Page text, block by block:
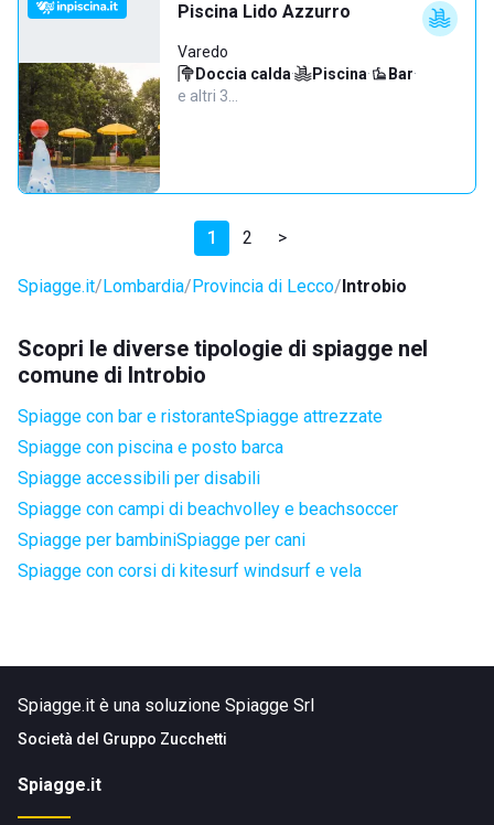
Piscina Lido Azzurro
Varedo
Doccia calda· Piscina· Bar·
e altri 3…
1 2 >
Spiagge.it Lombardia Provincia di Lecco Introbio
Scopri le diverse tipologie di spiagge nel
comune di Introbio
Spiagge con bar e ristoranteSpiagge attrezzate
Spiagge con piscina e posto barca
Spiagge accessibili per disabili
Spiagge con campi di beachvolley e beachsoccer
Spiagge per bambiniSpiagge per cani
Spiagge con corsi di kitesurf windsurf e vela
Spiagge.it è una soluzione Spiagge Srl
Società del Gruppo Zucchetti
Spiagge.it